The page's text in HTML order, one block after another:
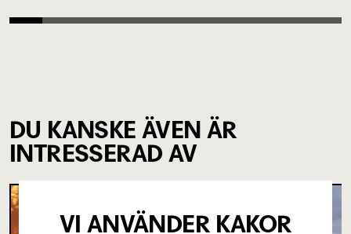
DU KANSKE ÄVEN ÄR
INTRESSERAD AV
VI ANVÄNDER KAKOR